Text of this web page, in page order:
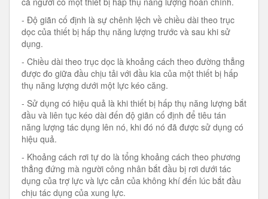
- Độ giãn cố định là sự chênh lệch về chiều dài theo trục
dọc của thiết bị hấp thụ năng lượng trước và sau khi sử
dụng.
- Chiều dài theo trục dọc là khoảng cách theo đường thẳng
được đo giữa đầu chịu tải với đầu kia của một thiết bị hấp
thụ năng lượng dưới một lực kéo căng.
- Sử dụng có hiệu quả là khi thiết bị hấp thụ năng lượng bắt
đầu và liên tục kéo dài đến độ giãn cố định để tiêu tán
năng lượng tác dụng lên nó, khi đó nó đã được sử dụng có
hiệu quả.
- Khoảng cách rơi tự do là tổng khoảng cách theo phương
thẳng đứng mà người công nhân bắt đầu bị rơi dưới tác
dụng của trợ lực và lực cản của không khí đến lúc bắt đầu
chịu tác dụng của xung lực.